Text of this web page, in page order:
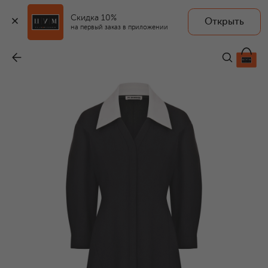
Скидка 10%
на первый заказ в приложении
Открыть
223 500 ₽